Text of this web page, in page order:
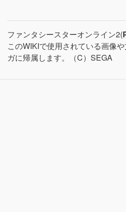
ファンタシースターオンライン2(
このWIKIで使用されている画像
ガに帰属します。（C）SEGA